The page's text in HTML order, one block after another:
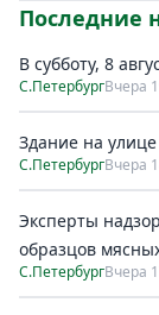
Последние
В субботу, 8
С.ПетербургВчера
Здание на
С.ПетербургВчера
Эксперты
образцов
С.ПетербургВчера